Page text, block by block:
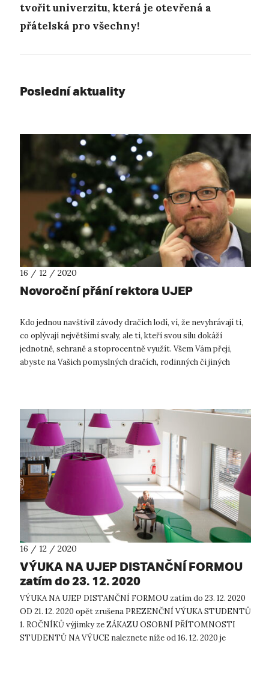
tvořit univerzitu, která je otevřená a
přátelská pro všechny!
Poslední aktuality
16 / 12 / 2020
Novoroční přání rektora UJEP
Kdo jednou navštívil závody dračích lodí, ví, že nevyhrávají ti,
co oplývají největšími svaly, ale ti, kteří svou sílu dokáží
jednotně, sehraně a stoprocentně využít. Všem Vám přeji,
abyste na Vašich pomyslných dračích, rodinných či jiných
16 / 12 / 2020
VÝUKA NA UJEP DISTANČNÍ FORMOU
zatím do 23. 12. 2020
VÝUKA NA UJEP DISTANČNÍ FORMOU zatím do 23. 12. 2020
OD 21. 12. 2020 opět zrušena PREZENČNÍ VÝUKA STUDENTŮ
1. ROČNÍKŮ výjimky ze ZÁKAZU OSOBNÍ PŘÍTOMNOSTI
STUDENTŮ NA VÝUCE naleznete níže od 16. 12. 2020 je